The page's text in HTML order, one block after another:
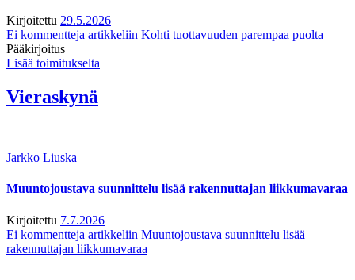
Kirjoitettu 29.5.2026
Ei kommentteja artikkeliin Kohti tuottavuuden parempaa puolta
Pääkirjoitus
Lisää toimitukselta
Vieraskynä
Jarkko Liuska
Muuntojoustava suunnittelu lisää rakennuttajan liikkumavaraa
Kirjoitettu 7.7.2026
Ei kommentteja artikkeliin Muuntojoustava suunnittelu lisää
rakennuttajan liikkumavaraa